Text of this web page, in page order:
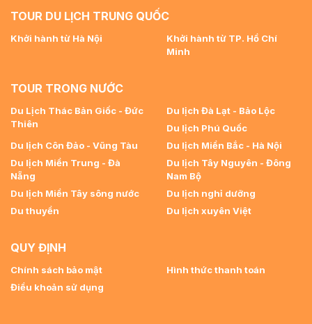
TOUR DU LỊCH TRUNG QUỐC
Khởi hành từ Hà Nội
Khởi hành từ TP. Hồ Chí
Minh
TOUR TRONG NƯỚC
Du Lịch Thác Bản Giốc - Đức
Thiên
Du lịch Đà Lạt - Bảo Lộc
Du lịch Phú Quốc
Du lịch Côn Đảo - Vũng Tàu
Du lịch Miền Bắc - Hà Nội
Du lịch Miền Trung - Đà
Nẵng
Du lịch Tây Nguyên - Đông
Nam Bộ
Du lịch Miền Tây sông nước
Du lịch nghỉ dưỡng
Du thuyền
Du lịch xuyên Việt
QUY ĐỊNH
Chính sách bảo mật
Hình thức thanh toán
Điều khoản sử dụng